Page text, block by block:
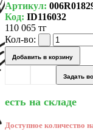
Артикул:
Код: ID116032
110 065 тг
Кол-во:
Добавить в корзину
Задать
есть на складе
Доступное количество